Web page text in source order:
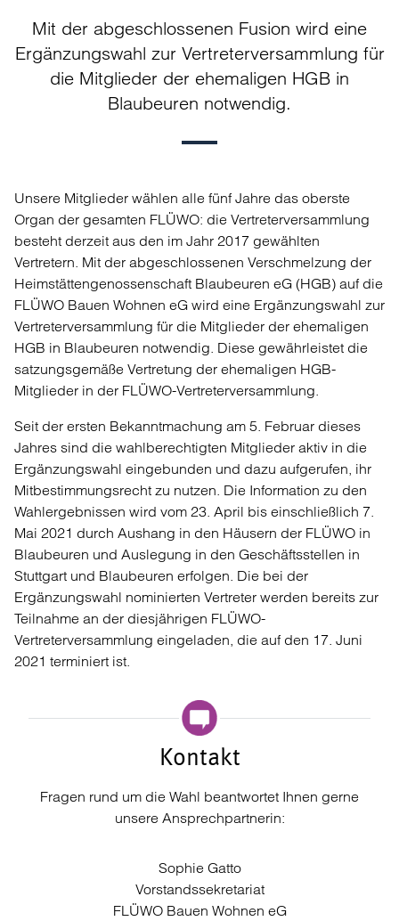
Mit der abgeschlossenen Fusion wird eine
Ergänzungswahl zur Vertreterversammlung für
die Mitglieder der ehemaligen HGB in
Blaubeuren notwendig.
Unsere Mitglieder wählen alle fünf Jahre das oberste
Organ der gesamten FLÜWO: die Vertreterversammlung
besteht derzeit aus den im Jahr 2017 gewählten
Vertretern. Mit der abgeschlossenen Verschmelzung der
Heimstättengenossenschaft Blaubeuren eG (HGB) auf die
FLÜWO Bauen Wohnen eG wird eine Ergänzungswahl zur
Vertreterversammlung für die Mitglieder der ehemaligen
HGB in Blaubeuren notwendig. Diese gewährleistet die
satzungsgemäße Vertretung der ehemaligen HGB-
Mitglieder in der FLÜWO-Vertreterversammlung.
Seit der ersten Bekanntmachung am 5. Februar dieses
Jahres sind die wahlberechtigten Mitglieder aktiv in die
Ergänzungswahl eingebunden und dazu aufgerufen, ihr
Mitbestimmungsrecht zu nutzen. Die Information zu den
Wahlergebnissen wird vom 23. April bis einschließlich 7.
Mai 2021 durch Aushang in den Häusern der FLÜWO in
Blaubeuren und Auslegung in den Geschäftsstellen in
Stuttgart und Blaubeuren erfolgen. Die bei der
Ergänzungswahl nominierten Vertreter werden bereits zur
Teilnahme an der diesjährigen FLÜWO-
Vertreterversammlung eingeladen, die auf den 17. Juni
2021 terminiert ist.
Kontakt
Fragen rund um die Wahl beantwortet Ihnen gerne
unsere Ansprechpartnerin:
Sophie Gatto
Vorstandssekretariat
FLÜWO Bauen Wohnen eG